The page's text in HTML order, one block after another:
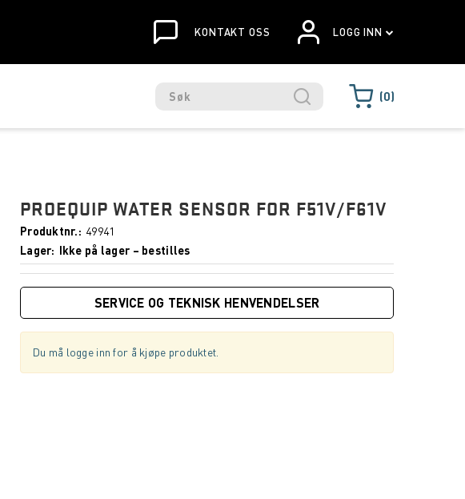
KONTAKT OSS LOGG INN
0
PROEQUIP WATER SENSOR FOR F51V/F61V
Produktnr.
49941
Lager
Ikke på lager – bestilles
SERVICE OG TEKNISK HENVENDELSER
Du må logge inn for å kjøpe produktet.